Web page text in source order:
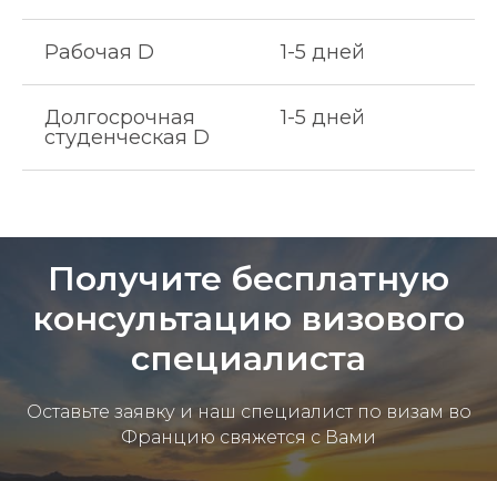
Рабочая D 1-5 дней
Долгосрочная
студенческая D
1-5 дней
Получите бесплатную
консультацию визового
специалиста
Оставьте заявку и наш специалист по визам во
Францию свяжется с Вами